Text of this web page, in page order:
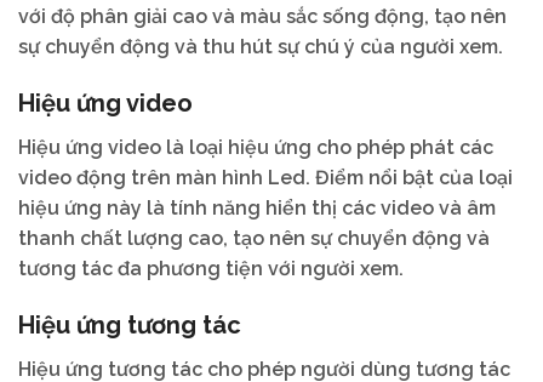
với độ phân giải cao và màu sắc sống động, tạo nên
sự chuyển động và thu hút sự chú ý của người xem.
Hiệu ứng video
Hiệu ứng video là loại hiệu ứng cho phép phát các
video động trên màn hình Led. Điểm nổi bật của loại
hiệu ứng này là tính năng hiển thị các video và âm
thanh chất lượng cao, tạo nên sự chuyển động và
tương tác đa phương tiện với người xem.
Hiệu ứng tương tác
Hiệu ứng tương tác cho phép người dùng tương tác